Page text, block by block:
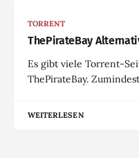
TORRENT
ThePirateBay
Es gibt viele Torrent-
ThePirateBay.
WEITERLESEN